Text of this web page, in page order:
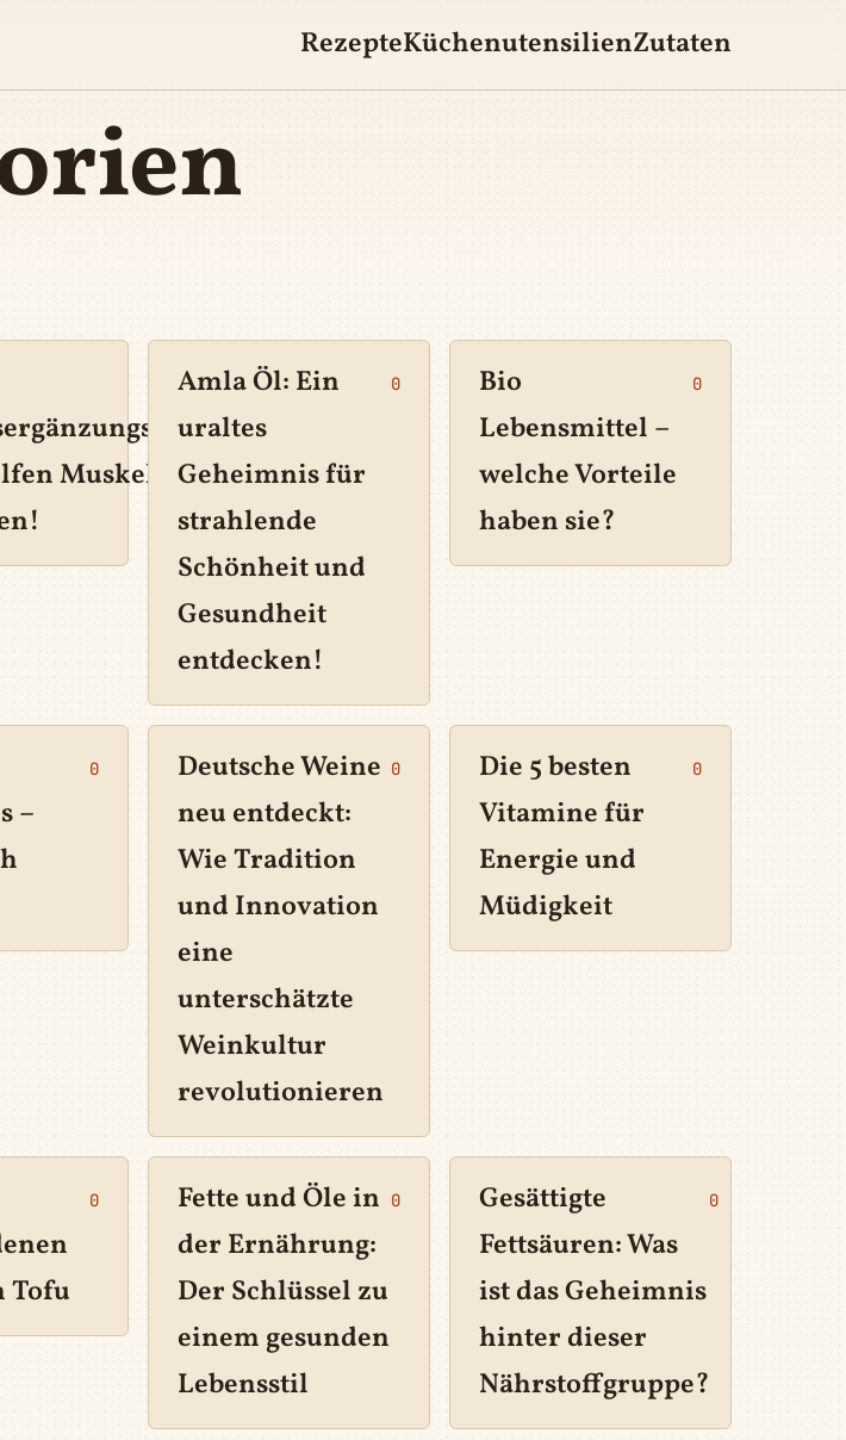
RezepteKüchenutensilienZutaten
Muskelmasse
0
Amla Öl: Ein
uraltes
Geheimnis für
strahlende
Schönheit und
Gesundheit
entdecken!
0
Bio
Lebensmittel –
welche Vorteile
haben sie?
0
–
0
Deutsche Weine
neu entdeckt:
Wie Tradition
und Innovation
eine
unterschätzte
Weinkultur
revolutionieren
0
Die 5 besten
Vitamine für
Energie und
Müdigkeit
0
Tofu
0
Fette und Öle in
der Ernährung:
Der Schlüssel zu
einem gesunden
Lebensstil
0
Gesättigte
Fettsäuren: Was
ist das Geheimnis
hinter dieser
Nährstoffgruppe?
0